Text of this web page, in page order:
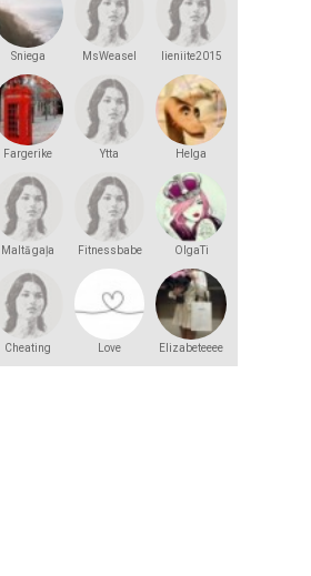
Sniega
MsWeasel lieniite2015
Fargerike Ytta
Helga
Maltā gaļa Fitnessbabe OlgaTi
Cheating Love Elizabeteeee